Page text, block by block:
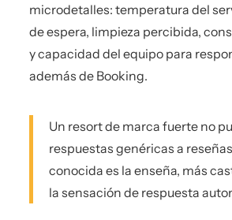
microdetalles: temperatura del
de espera, limpieza percibida,
y capacidad del equipo para
además de Booking.
Un resort de marca fuerte no
respuestas genéricas a
conocida es la enseña, más
la sensación de respuesta